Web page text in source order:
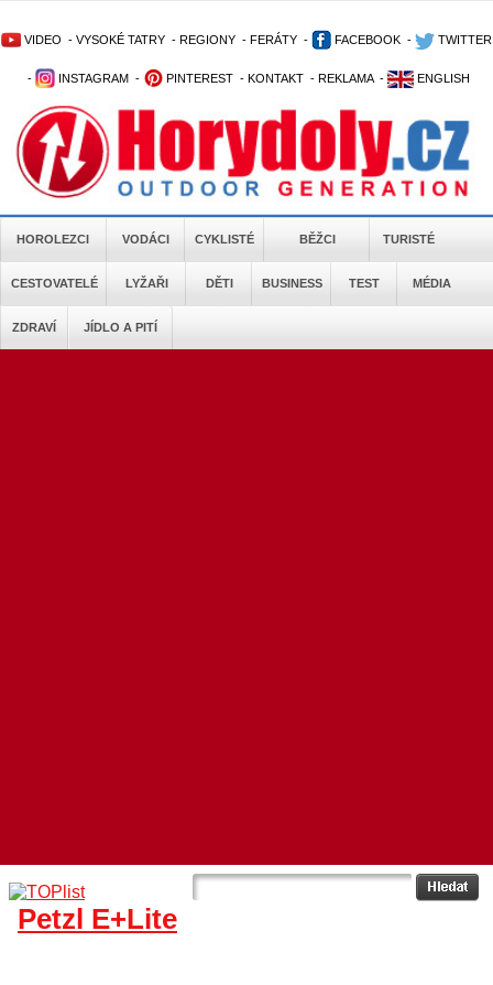
VIDEO - VYSOKÉ TATRY - REGIONY - FERÁTY - FACEBOOK - TWITTER
- INSTAGRAM - PINTEREST - KONTAKT - REKLAMA - ENGLISH
HOROLEZCI VODÁCI CYKLISTÉ BĚŽCI TURISTÉ
CESTOVATELÉ LYŽAŘI DĚTI BUSINESS TEST MÉDIA
ZDRAVÍ JÍDLO A PITÍ
Petzl E+Lite